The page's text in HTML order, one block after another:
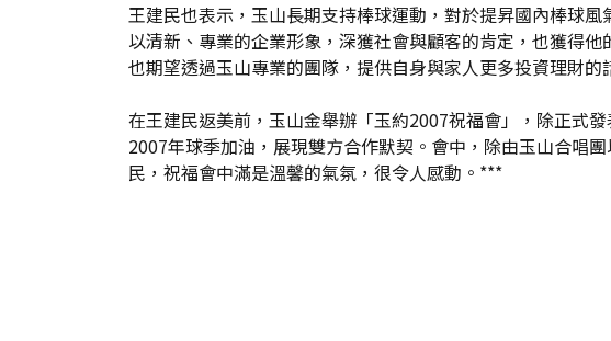
王建民也表示，玉山長期支持棒球運動，對於提昇國內棒球
以清新、專業的企業形象，深獲社會與顧客的肯定，也獲得
也期望透過玉山專業的團隊，提供自身與家人更多投資理財的
在王建民返美前，玉山金舉辦「玉約2007祝福會」，除正式
2007年球季加油，展現雙方合作默契。會中，除由玉山合唱
民，祝福會中滿是溫馨的氣氛，很令人感動。***